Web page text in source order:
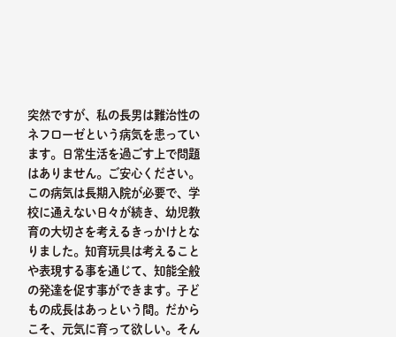
突然ですが、私の長男は難治性の
ネフローゼという病気を患ってい
ます。日常生活を過ごす上で問題
はありません。ご安心ください。
この病気は長期入院が必要で、学
校に通えない日々が続き、幼児教
育の大切さを考えるきっかけとな
りました。知育玩具は考えること
や表現する事を通じて、知能全般
の発達を促す事ができます。子ど
もの成長はあっという間。だから
こそ、元気に育って欲しい。そん